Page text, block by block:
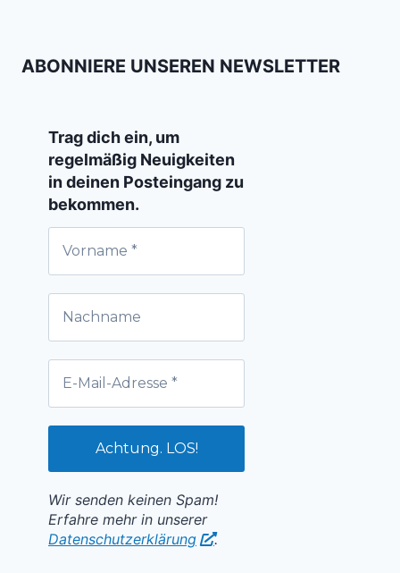
ABONNIERE UNSEREN NEWSLETTER
Trag dich ein, um
regelmäßig Neuigkeiten
in deinen Posteingang zu
bekommen.
Wir senden keinen Spam!
Erfahre mehr in unserer
Datenschutzerklärung
.